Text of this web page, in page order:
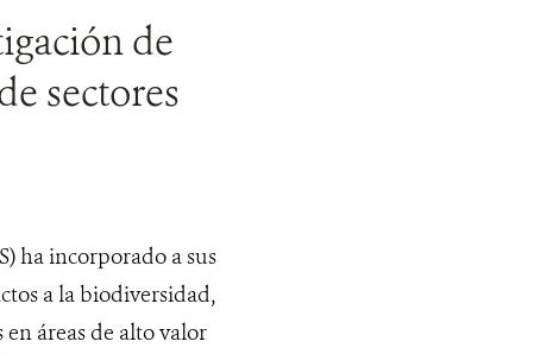
de
sectores
ha incorporado a sus
a la biodiversidad,
áreas de alto valor